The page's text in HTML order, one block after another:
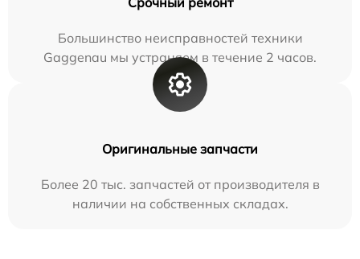
Большинство неисправностей техники
Gaggenau мы устраняем в течение 2 часов.
Оригинальные запчасти
Более 20 тыс. запчастей от производителя в
наличии на собственных складах.